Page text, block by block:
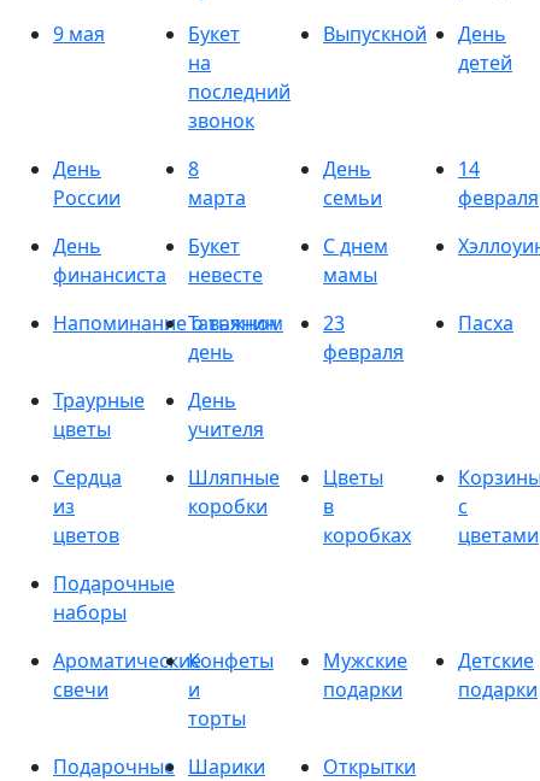
9 мая
Букет
на
последний
звонок
Выпускной
День
детей
День
России
8
марта
День
семьи
14
февраля
День
финансиста
Букет
невесте
С днем
мамы
Напоминание о важном
Татьянин
день
23
февраля
Пасха
Траурные
цветы
День
учителя
Сердца
из
цветов
Шляпные
коробки
Цветы
в
коробках
с
цветами
Подарочные
наборы
Ароматические
свечи
Конфеты
и
торты
Мужские
подарки
Детские
подарки
Подарочные Шарики
Открытки